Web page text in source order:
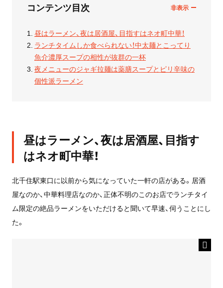
コンテンツ目次
昼はラーメン、夜は居酒屋、目指すはネオ町中華！
ランチタイムしか食べられない！中太麺とこってり
魚介濃厚スープの相性が抜群の一杯
夜メニューのジャギ拉麺は薬膳スープとピリ辛味の
個性派ラーメン
昼はラーメン、夜は居酒屋、目指す
はネオ町中華！
北千住駅東口に以前から気になっていた一軒の店がある。居酒
屋なのか、中華料理店なのか、正体不明のこのお店でランチタイ
ム限定の絶品ラーメンをいただけると聞いて早速、伺うことにし
た。